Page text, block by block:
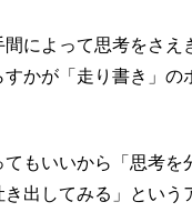
間によって思考をさ
かが「走り書き」の
もいいから「思考を
出してみる」という